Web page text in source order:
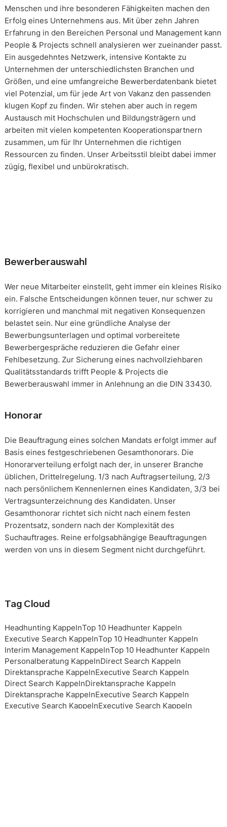
Menschen und ihre besonderen Fähigkeiten machen den
Erfolg eines Unternehmens aus. Mit über zehn Jahren
Erfahrung in den Bereichen Personal und Management kann
People & Projects schnell analysieren wer zueinander passt.
Ein ausgedehntes Netzwerk, intensive Kontakte zu
Unternehmen der unterschiedlichsten Branchen und
Größen, und eine umfangreiche Bewerberdatenbank bietet
viel Potenzial, um für jede Art von Vakanz den passenden
klugen Kopf zu finden. Wir stehen aber auch in regem
Austausch mit Hochschulen und Bildungsträgern und
arbeiten mit vielen kompetenten Kooperationspartnern
zusammen, um für Ihr Unternehmen die richtigen
Ressourcen zu finden. Unser Arbeitsstil bleibt dabei immer
zügig, flexibel und unbürokratisch.
Bewerberauswahl
Wer neue Mitarbeiter einstellt, geht immer ein kleines Risiko
ein. Falsche Entscheidungen können teuer, nur schwer zu
korrigieren und manchmal mit negativen Konsequenzen
belastet sein. Nur eine gründliche Analyse der
Bewerbungsunterlagen und optimal vorbereitete
Bewerbergespräche reduzieren die Gefahr einer
Fehlbesetzung. Zur Sicherung eines nachvollziehbaren
Qualitätsstandards trifft People & Projects die
Bewerberauswahl immer in Anlehnung an die DIN 33430.
Honorar
Die Beauftragung eines solchen Mandats erfolgt immer auf
Basis eines festgeschriebenen Gesamthonorars. Die
Honorarverteilung erfolgt nach der, in unserer Branche
üblichen, Drittelregelung. 1/3 nach Auftragserteilung, 2/3
nach persönlichem Kennenlernen eines Kandidaten, 3/3 bei
Vertragsunterzeichnung des Kandidaten. Unser
Gesamthonorar richtet sich nicht nach einem festen
Prozentsatz, sondern nach der Komplexität des
Suchauftrages. Reine erfolgsabhängige Beauftragungen
werden von uns in diesem Segment nicht durchgeführt.
Tag Cloud
Headhunting KappelnTop 10 Headhunter Kappeln
Executive Search KappelnTop 10 Headhunter Kappeln
Interim Management KappelnTop 10 Headhunter Kappeln
Personalberatung KappelnDirect Search Kappeln
Direktansprache KappelnExecutive Search Kappeln
Direct Search KappelnDirektansprache Kappeln
Direktansprache KappelnExecutive Search Kappeln
Executive Search KappelnExecutive Search Kappeln